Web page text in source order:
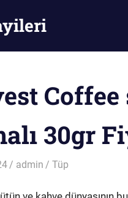
30gr
admin Tüp